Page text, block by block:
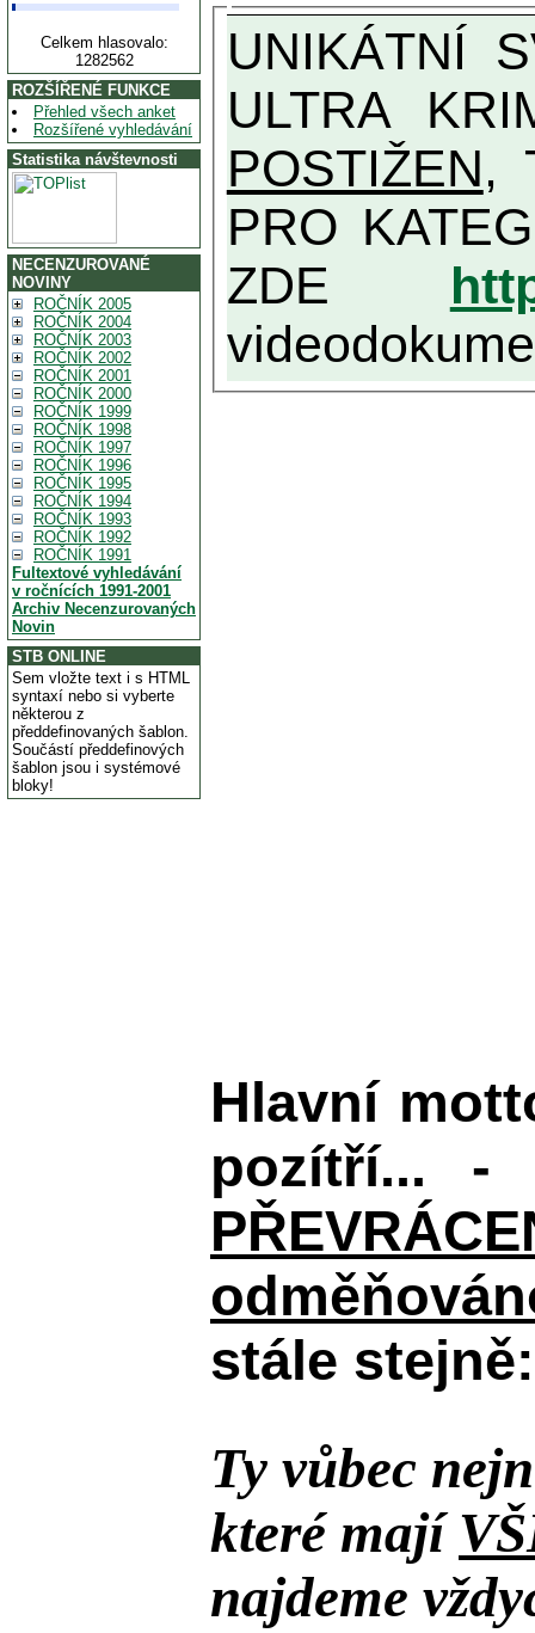
Celkem hlasovalo:
1282562
ROZŠÍŘENÉ FUNKCE
Přehled všech anket
Rozšířené vyhledávání
Statistika návštevnosti
NECENZUROVANÉ
NOVINY
ROČNÍK 2005
ROČNÍK 2004
ROČNÍK 2003
ROČNÍK 2002
ROČNÍK 2001
ROČNÍK 2000
ROČNÍK 1999
ROČNÍK 1998
ROČNÍK 1997
ROČNÍK 1996
ROČNÍK 1995
ROČNÍK 1994
ROČNÍK 1993
ROČNÍK 1992
ROČNÍK 1991
Fultextové vyhledávání
v ročnících 1991-2001
Archiv Necenzurovaných
Novin
STB ONLINE
Sem vložte text i s HTML
syntaxí nebo si vyberte
některou z
předdefinovaných šablon.
Součástí předdefinových
šablon jsou i systémové
bloky!
UNIKÁTNÍ SVĚDECTVÍ ZE SOUČASNOSTI: PŘEDSEDA VLASTIZRÁDNÉ VLÁDY KGB MIMOŘÁDNĚ DETAILNĚ O
ULTRA
POSTIŽEN,
PRO KATEGORII TĚCH VŮBEC
ZDE
Hlavní
pozítří...
stále stejně:
Ty vůbec
které mají
najdeme